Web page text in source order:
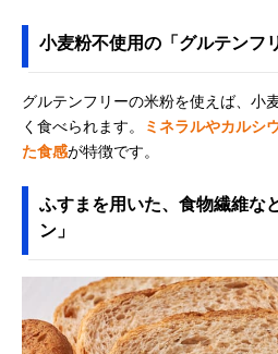
小麦粉不使用の「グルテンフ
グルテンフリーの米粉を使えば、小
く食べられます。
ミネラルやカルシ
た食感が特徴です。
ふすまを用いた、食物繊維な
ン」